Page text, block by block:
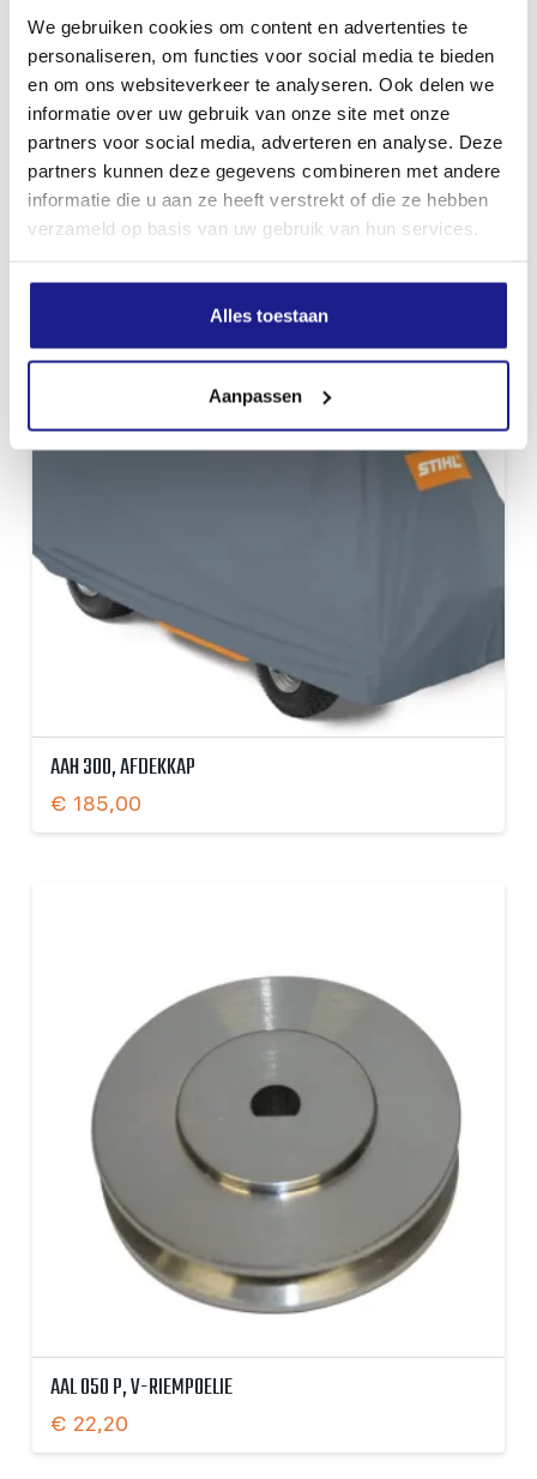
We gebruiken cookies om content en advertenties te
personaliseren, om functies voor social media te bieden
en om ons websiteverkeer te analyseren. Ook delen we
informatie over uw gebruik van onze site met onze
partners voor social media, adverteren en analyse. Deze
partners kunnen deze gegevens combineren met andere
informatie die u aan ze heeft verstrekt of die ze hebben
verzameld op basis van uw gebruik van hun services.
Alles toestaan
Aanpassen
AAH 200, AFDEKKAP
€177,00
AAH 300, AFDEKKAP
€ 185,00
AAL 050 P, V-RIEMPOELIE
€ 22,20